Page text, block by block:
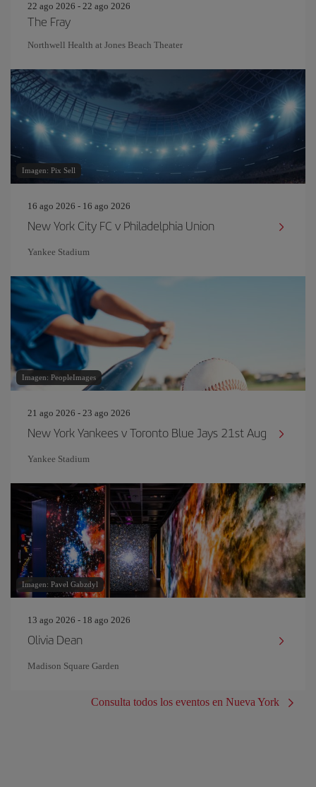
22 ago 2026 - 22 ago 2026
The Fray
Northwell Health at Jones Beach Theater
Imagen: Pix Sell
16 ago 2026 - 16 ago 2026
New York City FC v Philadelphia Union
Yankee Stadium
Imagen: PeopleImages
21 ago 2026 - 23 ago 2026
New York Yankees v Toronto Blue Jays 21st Aug
Yankee Stadium
Imagen: Pavel Gabzdyl
13 ago 2026 - 18 ago 2026
Olivia Dean
Madison Square Garden
Consulta todos los eventos en Nueva York